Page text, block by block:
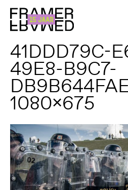
41DDD79C-
49E8-B9C7-
1080x675